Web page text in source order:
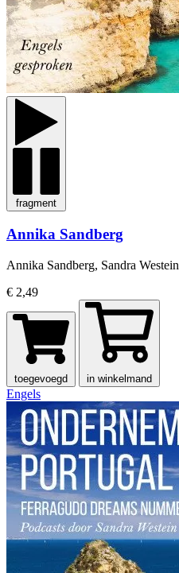
fragment
Annika Sandberg
Annika Sandberg, Sandra Westein
€ 2,49
toegevoegd in winkelmand
Engels